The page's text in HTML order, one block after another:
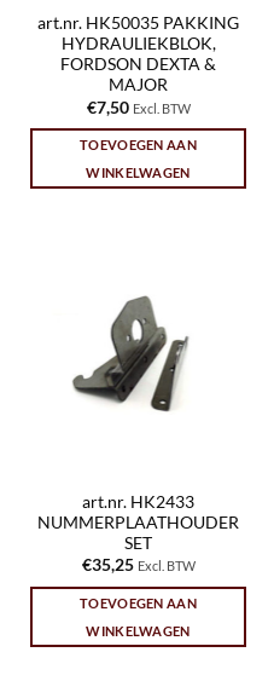
art.nr. HK50035 PAKKING
HYDRAULIEKBLOK,
FORDSON DEXTA &
MAJOR
€7,50 Excl. BTW
TOEVOEGEN AAN
WINKELWAGEN
art.nr. HK2433
NUMMERPLAATHOUDER
SET
€35,25 Excl. BTW
TOEVOEGEN AAN
WINKELWAGEN